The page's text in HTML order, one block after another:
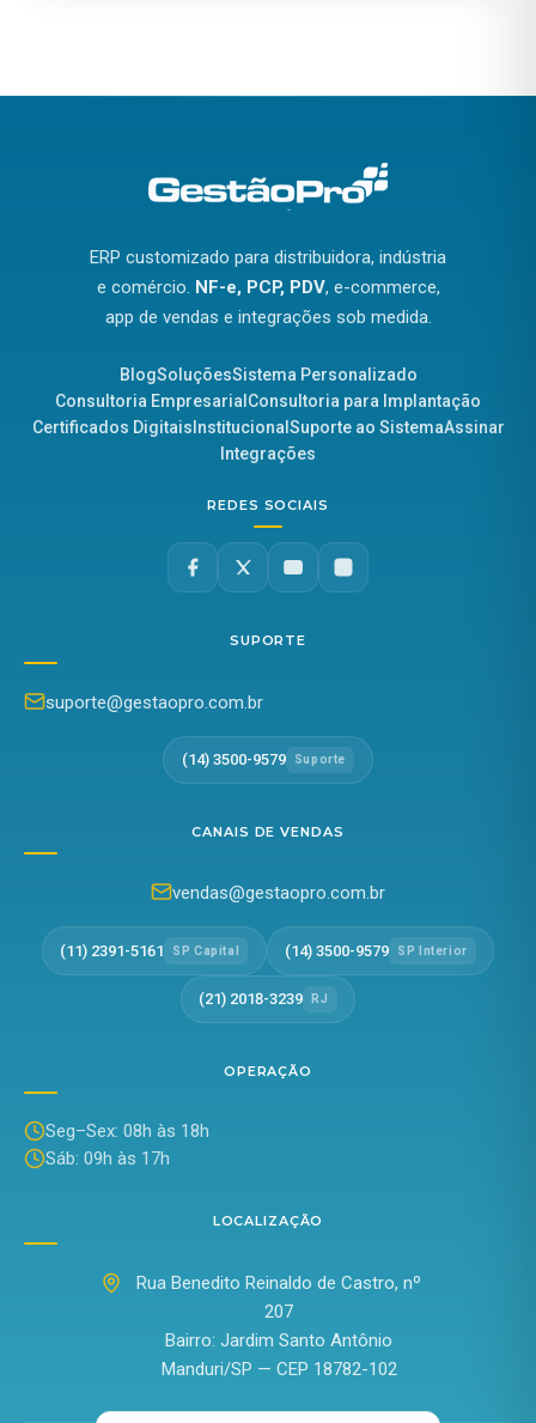
ERP customizado para distribuidora, indústria
e comércio. NF-e, PCP, PDV, e-commerce,
app de vendas e integrações sob medida.
BlogSoluçõesSistema Personalizado
Consultoria Empresarial Consultoria para Implantação
Certificados Digitais Institucional Suporte ao SistemaAssinar
Integrações
REDES SOCIAIS
SUPORTE
suporte@gestaopro.com.br
(14) 3500-9579 Suporte
CANAIS DE VENDAS
vendas@gestaopro.com.br
(11) 2391-5161 SP Capital (14) 3500-9579 SP Interior
(21) 2018-3239 RJ
OPERAÇÃO
Seg–Sex: 08h às 18h
Sáb: 09h às 17h
LOCALIZAÇÃO
Rua Benedito Reinaldo de Castro, nº
207
Bairro: Jardim Santo Antônio
Manduri/SP — CEP 18782-102